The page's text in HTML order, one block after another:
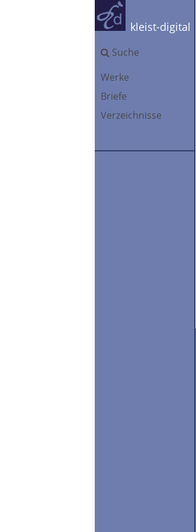
kleist-digital
Suche
Werke
Briefe
Verzeichnisse